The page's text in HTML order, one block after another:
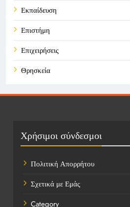
Εκπαίδευση
Επιστήμη
Επιχειρήσεις
Θρησκεία
Πολιτική
Υγεία
Χρήσιμοι σύνδεσμοι
Πολιτική Απορρήτου
Σχετικά με Εμάς
Category